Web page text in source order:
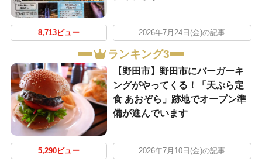
8,713ビュー 2026年7月24日(金)の記事
ランキング3
【野田市】野田市にバーガーキ
ングがやってくる！「天ぷら定
食 あおぞら」跡地でオープン準
備が進んでいます
5,290ビュー 2026年7月10日(金)の記事